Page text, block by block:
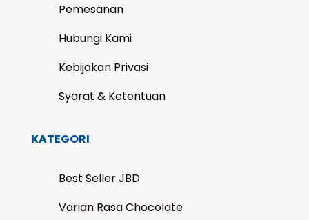
Pemesanan
Hubungi Kami
Kebijakan Privasi
Syarat & Ketentuan
KATEGORI
Best Seller JBD
Varian Rasa Chocolate